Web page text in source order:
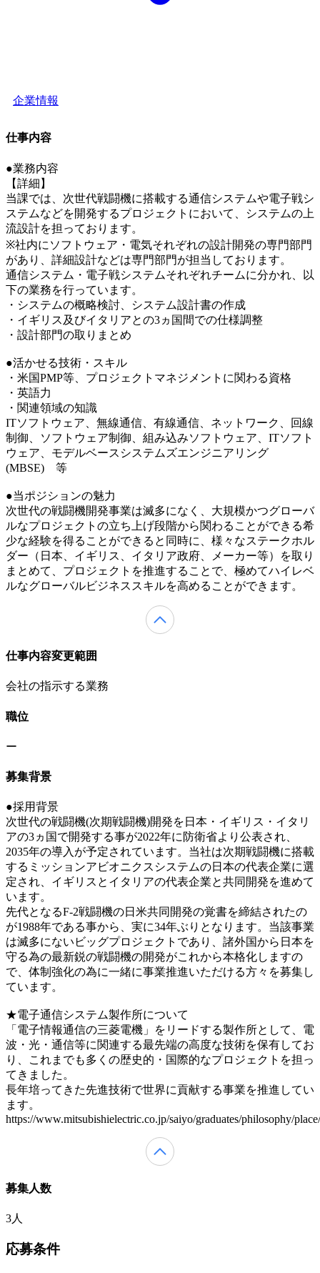
企業情報
仕事内容
●業務内容
【詳細】
当課では、次世代戦闘機に搭載する通信システムや電子戦シ
ステムなどを開発するプロジェクトにおいて、システムの上
流設計を担っております。
※社内にソフトウェア・電気それぞれの設計開発の専門部門
があり、詳細設計などは専門部門が担当しております。
通信システム・電子戦システムそれぞれチームに分かれ、以
下の業務を行っています。
・システムの概略検討、システム設計書の作成
・イギリス及びイタリアとの3ヵ国間での仕様調整
・設計部門の取りまとめ
●活かせる技術・スキル
・米国PMP等、プロジェクトマネジメントに関わる資格
・英語力
・関連領域の知識
ITソフトウェア、無線通信、有線通信、ネットワーク、回線
制御、ソフトウェア制御、組み込みソフトウェア、ITソフト
ウェア、モデルベースシステムズエンジニアリング
(MBSE) 等
●当ポジションの魅力
次世代の戦闘機開発事業は滅多になく、大規模かつグローバ
ルなプロジェクトの立ち上げ段階から関わることができる希
少な経験を得ることができると同時に、様々なステークホル
ダー（日本、イギリス、イタリア政府、メーカー等）を取り
まとめて、プロジェクトを推進することで、極めてハイレベ
ルなグローバルビジネススキルを高めることができます。
仕事内容変更範囲
会社の指示する業務
職位
ー
募集背景
●採用背景
次世代の戦闘機(次期戦闘機)開発を日本・イギリス・イタリ
アの3ヵ国で開発する事が2022年に防衛省より公表され、
2035年の導入が予定されています。当社は次期戦闘機に搭載
するミッションアビオニクスシステムの日本の代表企業に選
定され、イギリスとイタリアの代表企業と共同開発を進めて
います。
先代となるF-2戦闘機の日米共同開発の覚書を締結されたの
が1988年である事から、実に34年ぶりとなります。当該事業
は滅多にないビッグプロジェクトであり、諸外国から日本を
守る為の最新鋭の戦闘機の開発がこれから本格化しますの
で、体制強化の為に一緒に事業推進いただける方々を募集し
ています。
★電子通信システム製作所について
「電子情報通信の三菱電機」をリードする製作所として、電
波・光・通信等に関連する最先端の高度な技術を保有してお
り、これまでも多くの歴史的・国際的なプロジェクトを担っ
てきました。
長年培ってきた先進技術で世界に貢献する事業を推進してい
ます。
https://www.mitsubishielectric.co.jp/saiyo/graduates/philosophy/
募集人数
3人
応募条件